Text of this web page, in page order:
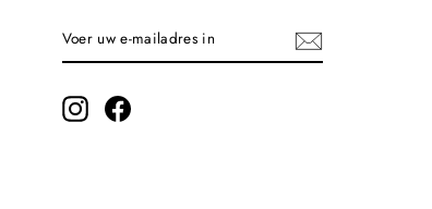
UW
E-
IN InstagramFacebook